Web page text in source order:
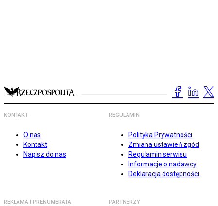
KONTAKT
O nas
Kontakt
Napisz do nas
REGULAMIN
Polityka Prywatności
Zmiana ustawień zgód
Regulamin serwisu
Informacje o nadawcy
Deklaracja dostępności
REKLAMA I PRENUMERATA PARTNERZY